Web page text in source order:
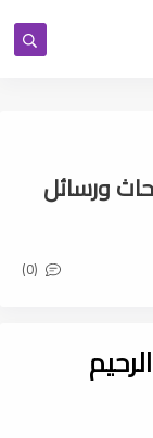
أبحاث ورسائل
(0)